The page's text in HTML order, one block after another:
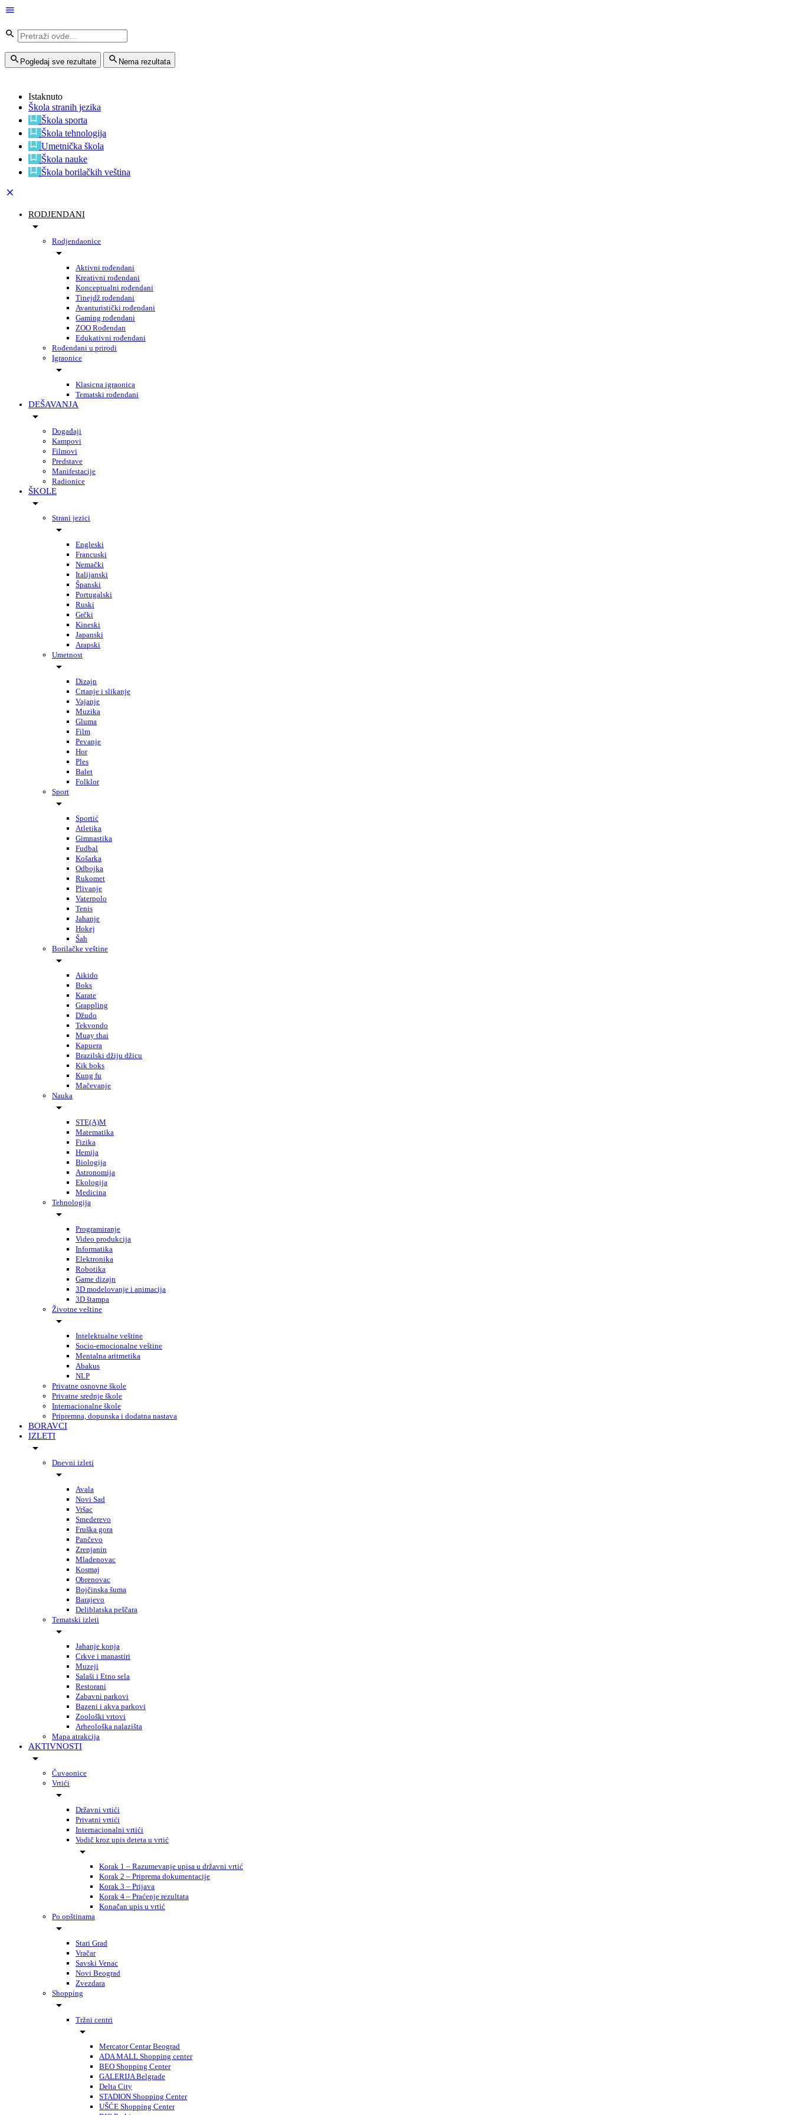
Pogledaj sve rezultate Nema rezultata
Istaknuto
Škola stranih jezika
Škola sporta
Škola tehnologija
Umetnička škola
Škola nauke
Škola borilačkih veština
RODJENDANI
Rodjendaonice
Aktivni rođendani
Kreativni rođendani
Konceptualni rođendani
Tinejdž rođendani
Avanturistički rođendani
Gaming rođendani
ZOO Rođendan
Edukativni rođendani
Rođendani u prirodi
Igraonice
Klasicna igraonica
Tematski rođendani
DEŠAVANJA
Događaji
Kampovi
Filmovi
Predstave
Manifestacije
Radionice
ŠKOLE
Strani jezici
Engleski
Francuski
Nemački
Italijanski
Španski
Portugalski
Ruski
Grčki
Kineski
Japanski
Arapski
Umetnost
Dizajn
Crtanje i slikanje
Vajanje
Muzika
Gluma
Film
Pevanje
Hor
Ples
Balet
Folklor
Sport
Sportić
Atletika
Gimnastika
Fudbal
Košarka
Odbojka
Rukomet
Plivanje
Vaterpolo
Tenis
Jahanje
Hokej
Šah
Borilačke veštine
Aikido
Boks
Karate
Grappling
Džudo
Tekvondo
Muay thai
Kapuera
Brazilski džiju džicu
Kik boks
Kung fu
Mačevanje
Nauka
STE(A)M
Matematika
Fizika
Hemija
Biologija
Astronomija
Ekologija
Medicina
Tehnologija
Programiranje
Video produkcija
Informatika
Elektronika
Robotika
Game dizajn
3D modelovanje i animacija
3D štampa
Životne veštine
Intelektualne veštine
Socio-emocionalne veštine
Mentalna aritmetika
Abakus
NLP
Privatne osnovne škole
Privatne srednje škole
Internacionalne škole
Pripremna, dopunska i dodatna nastava
BORAVCI
IZLETI
Dnevni izleti
Avala
Novi Sad
Vršac
Smederevo
Fruška gora
Pančevo
Zrenjanin
Mladenovac
Kosmaj
Obrenovac
Bojčinska šuma
Barajevo
Deliblatska peščara
Tematski izleti
Jahanje konja
Crkve i manastiri
Muzeji
Salaši i Etno sela
Restorani
Zabavni parkovi
Bazeni i akva parkovi
Zoološki vrtovi
Arheološka nalazišta
Mapa atrakcija
AKTIVNOSTI
Čuvaonice
Vrtići
Državni vrtići
Privatni vrtići
Internacionalni vrtići
Vodič kroz upis deteta u vrtić
Korak 1 – Razumevanje upisa u državni vrtić
Korak 2 – Priprema dokumentacije
Korak 3 – Prijava
Korak 4 – Praćenje rezultata
Konačan upis u vrtić
Po opštinama
Stari Grad
Vračar
Savski Venac
Novi Beograd
Zvezdara
Shopping
Tržni centri
Mercator Centar Beograd
ADA MALL Shopping center
BEO Shopping Center
GALERIJA Belgrade
Delta City
STADION Shopping Center
UŠĆE Shopping Center